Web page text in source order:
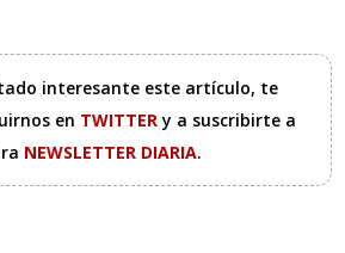
interesante este artículo, te
en TWITTERy a suscribirte a
NEWSLETTER DIARIA.